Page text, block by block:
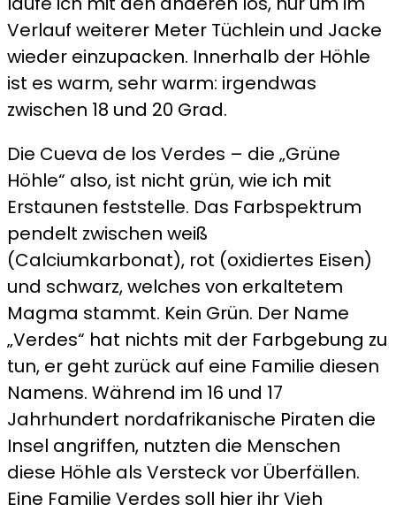
Verlauf weiterer Meter Tüchlein und Jacke
wieder einzupacken. Innerhalb der Höhle
ist es warm, sehr warm: irgendwas
zwischen 18 und 20 Grad.
Die Cueva de los Verdes – die „Grüne
Höhle“ also, ist nicht grün, wie ich mit
Erstaunen feststelle. Das Farbspektrum
pendelt zwischen weiß
(Calciumkarbonat), rot (oxidiertes Eisen)
und schwarz, welches von erkaltetem
Magma stammt. Kein Grün. Der Name
„Verdes“ hat nichts mit der Farbgebung zu
tun, er geht zurück auf eine Familie diesen
Namens. Während im 16 und 17
Jahrhundert nordafrikanische Piraten die
Insel angriffen, nutzten die Menschen
diese Höhle als Versteck vor Überfällen.
Eine Familie Verdes soll hier ihr Vieh